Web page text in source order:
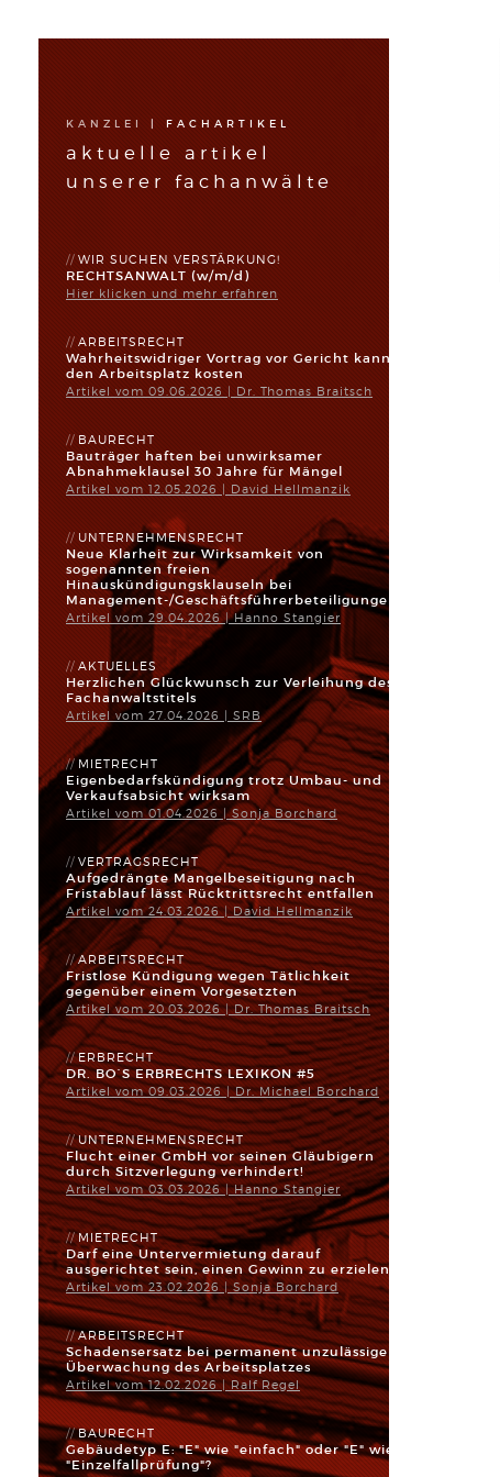
KANZLEI | FACHARTIKEL
aktuelle artikel
unserer fachanwälte
WIR SUCHEN VERSTÄRKUNG!
RECHTSANWALT (w/m/d)
Hier klicken und mehr erfahren
ARBEITSRECHT
Wahrheitswidriger Vortrag vor Gericht kann
den Arbeitsplatz kosten
Artikel vom 09.06.2026 | Dr. Thomas Braitsch
BAURECHT
Bauträger haften bei unwirksamer
Abnahmeklausel 30 Jahre für Mängel
Artikel vom 12.05.2026 | David Hellmanzik
UNTERNEHMENSRECHT
Neue Klarheit zur Wirksamkeit von
sogenannten freien
Hinauskündigungsklauseln bei
Management-/Geschäftsführerbeteiligungen
Artikel vom 29.04.2026 | Hanno Stangier
AKTUELLES
Herzlichen Glückwunsch zur Verleihung des
Fachanwaltstitels
Artikel vom 27.04.2026 | SRB
MIETRECHT
Eigenbedarfskündigung trotz Umbau- und
Verkaufsabsicht wirksam
Artikel vom 01.04.2026 | Sonja Borchard
VERTRAGSRECHT
Aufgedrängte Mangelbeseitigung nach
Fristablauf lässt Rücktrittsrecht entfallen
Artikel vom 24.03.2026 | David Hellmanzik
ARBEITSRECHT
Fristlose Kündigung wegen Tätlichkeit
gegenüber einem Vorgesetzten
Artikel vom 20.03.2026 | Dr. Thomas Braitsch
ERBRECHT
DR. BO`S ERBRECHTS LEXIKON #5
Artikel vom 09.03.2026 | Dr. Michael Borchard
UNTERNEHMENSRECHT
Flucht einer GmbH vor seinen Gläubigern
durch Sitzverlegung verhindert!
Artikel vom 03.03.2026 | Hanno Stangier
MIETRECHT
Darf eine Untervermietung darauf
ausgerichtet sein, einen Gewinn zu erzielen?
Artikel vom 23.02.2026 | Sonja Borchard
ARBEITSRECHT
Schadensersatz bei permanent unzulässiger
Überwachung des Arbeitsplatzes
Artikel vom 12.02.2026 | Ralf Regel
BAURECHT
Gebäudetyp E: "E" wie "einfach" oder "E" wie
"Einzelfallprüfung"?